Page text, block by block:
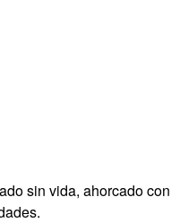
sin vida, ahorcado con